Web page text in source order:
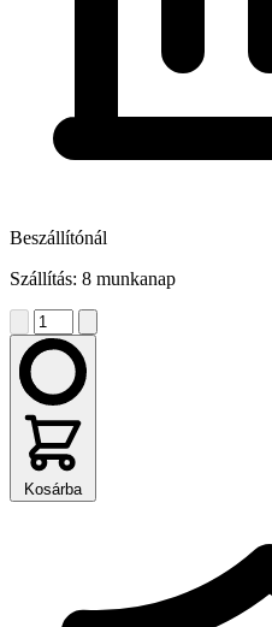
Beszállítónál
Szállítás: 8 munkanap
Kosárba